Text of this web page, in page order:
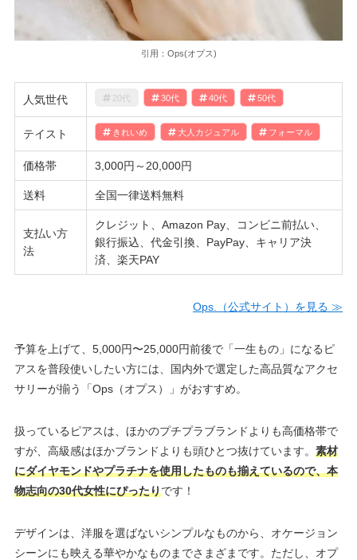
引用：Ops(オプス)
人気世代 20代 30代 40代 50代
テイスト きれいめ 大人カジュアル フォーマル
価格帯 3,000円～20,000円
送料 全国一律送料無料
支払い方
法
クレジット、Amazon Pay、コンビニ前払い、
銀行振込、代金引換、PayPay、キャリア決
済、楽天PAY
Ops.（公式サイト）を見る ≫
予算を上げて、5,000円〜25,000円前後で「一生もの」になるピ
アスを普段使いしたい方には、国内外で選定した高品質なアクセ
サリーが揃う「Ops（オプス）」がおすすめ。
扱っているピアスは、ほかのプチプラブランドよりも高価格帯で
すが、高級感はほかブランドよりも頭ひとつ抜けています。 素材
にダイヤモンドやプラチナを使用したものも揃えているので、本
物志向の30代女性にぴったりです！
デザインは、洋服を選ばないシンプルなものから、オケージョン
シーンにも映える華やかなものまでさまざまです。ただし、オプ